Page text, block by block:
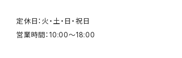
定休日：火・土・日・祝日
営業時間：10:00～18:00